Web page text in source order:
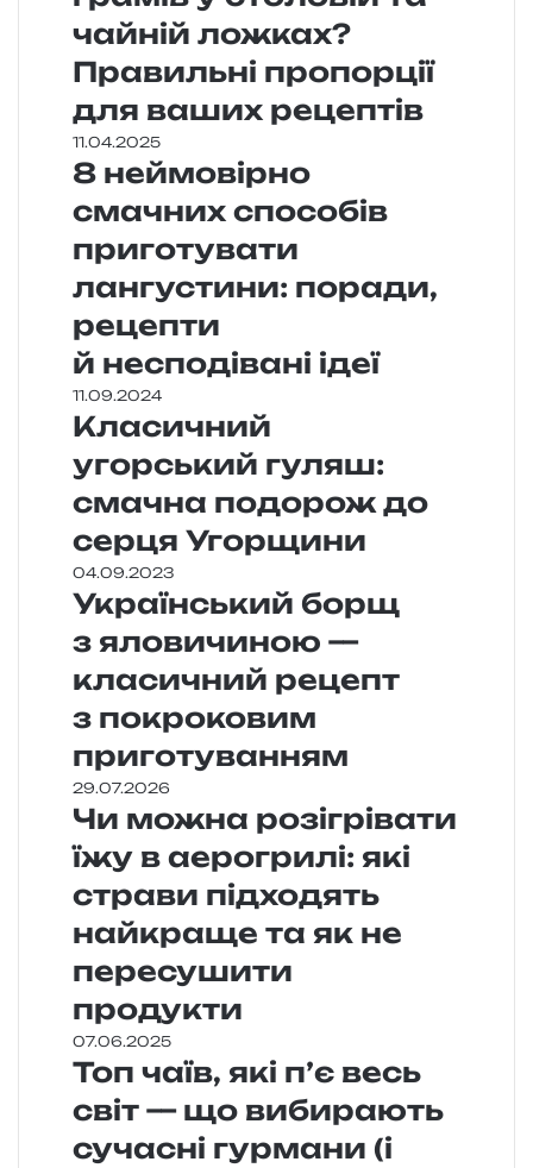
чайній ложках?
Правильні пропорції
для ваших рецептів
11.04.2025
8 неймовірно
смачних способів
приготувати
лангустини: поради,
рецепти
й несподівані ідеї
11.09.2024
Класичний
угорський гуляш:
смачна подорож до
серця Угорщини
04.09.2023
Український борщ
з яловичиною —
класичний рецепт
з покроковим
приготуванням
29.07.2026
Чи можна розігрівати
їжу в аерогрилі: які
страви підходять
найкраще та як не
пересушити
продукти
07.06.2025
Топ чаїв, які п’є весь
світ — що вибирають
сучасні гурмани (і